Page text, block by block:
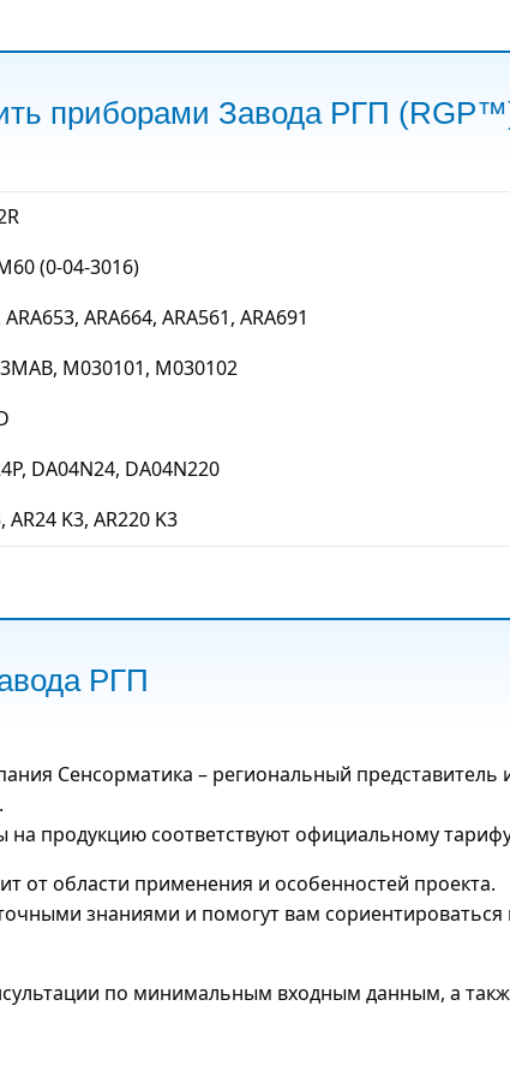
приборами Завода РГП
(0-04-3016)
ARA664, ARA561, ARA691
M030101, M030102
DA04N24, DA04N220
AR24 K3, AR220 K3
РГП
Сенсорматика – региональный
на продукцию соответствуют официальному
от области применения и особенностей проекта.
знаниями и помогут вам
по минимальным входным данным, а